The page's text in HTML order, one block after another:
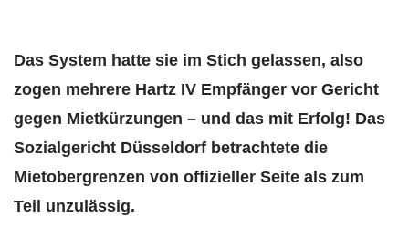
Das System hatte sie im Stich gelassen, also
zogen mehrere Hartz IV Empfänger vor Gericht
gegen Mietkürzungen – und das mit Erfolg! Das
Sozialgericht Düsseldorf betrachtete die
Mietobergrenzen von offizieller Seite als zum
Teil unzulässig.